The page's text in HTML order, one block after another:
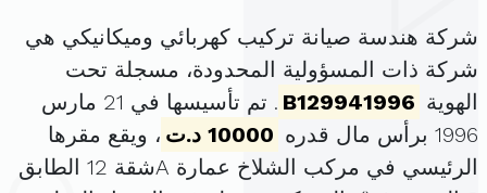
شركة هندسة صيانة تركيب كهربائي وميكانيكي هي
شركة ذات المسؤولية المحدودة، مسجلة تحت
الهوية B129941996
. تم تأسيسها في 21 مارس
1996 برأس مال قدره
10000 د.ت
، ويقع مقرها
الرئيسي في مركب الشلاخ عمارة Aشقة 12 الطابق